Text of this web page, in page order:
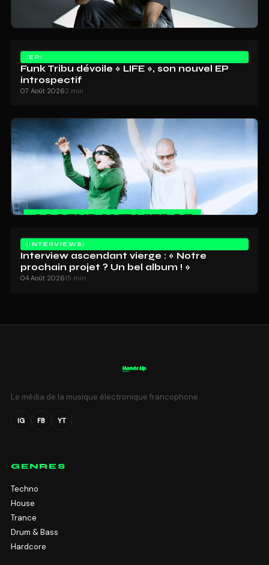
EP
Funk Tribu dévoile « LIFE », son nouvel EP
introspectif
07 Août 20262 min
INTERVIEWS
Interview ascendant vierge : « Notre
prochain projet ? Un bel album ! »
04 Août 202615 min
Le média de la musique électronique francophone.
IG FB YT
GENRES
Techno
House
Trance
Drum & Bass
Hardcore